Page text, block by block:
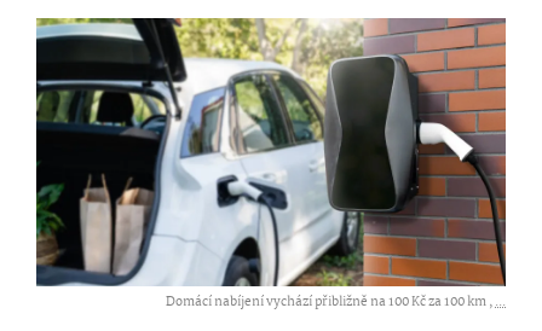
Domácí nabíjení vychází přibližně na 100 Kč za 100 km ,...